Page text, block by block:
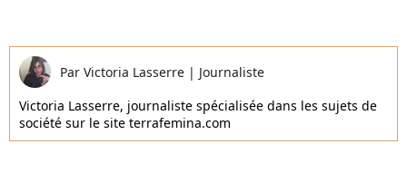
Par Victoria Lasserre | Journaliste
Victoria Lasserre, journaliste spécialisée dans les sujets de
société sur le site terrafemina.com